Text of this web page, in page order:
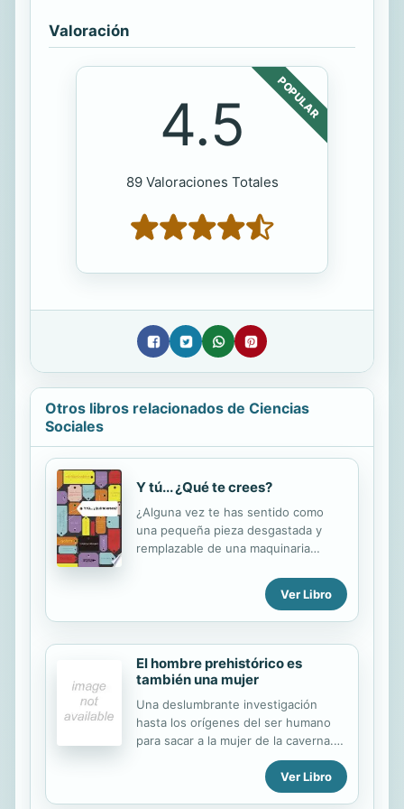
Valoración
POPULAR
4.5
89 Valoraciones Totales
Otros libros relacionados de Ciencias
Sociales
Y tú... ¿Qué te crees?
¿Alguna vez te has sentido como
una pequeña pieza desgastada y
remplazable de una maquinaria
mantenimiento; solo impulsado por
un motor que te presiona a realizar
tu función. ¡DESPIERTA!, así vives, en
las tareas diarias y las "obligaciones"
acuñadas a tu persona, bajo la
masas con prototipos difundidos por
redes sociales y campañas
publicitarias del "deber ser" sin darte
cuenta de que su única finalidad es
una sociedad sentada en el
consumismo. Y tú... ¿Qué te crees?
Ver Libro
El hombre prehistórico es
también una mujer
Una deslumbrante investigación
hasta los orígenes del ser humano
para sacar a la mujer de la caverna.
No, las mujeres prehistóricas no se
pasaban el día barriendo la cueva y
cuidando de los hijos mientras
Ver Libro